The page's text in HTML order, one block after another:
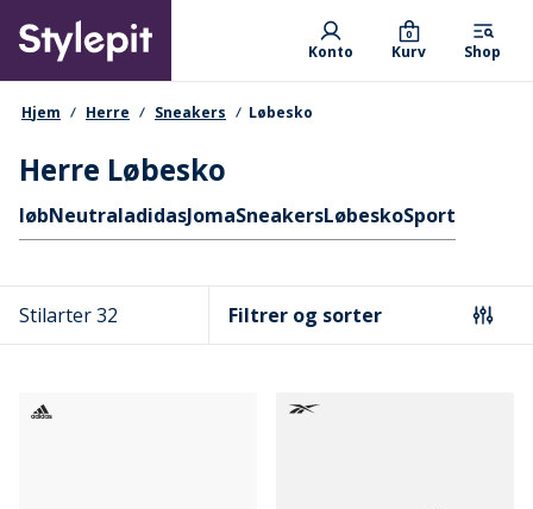
main
content
Primary departments
Konto Kurv
0
Shop
navigationssti
Hjem Herre Sneakers Løbesko
Herre Løbesko
Hurtige links
løbNeutraladidasJomaSneakersLøbeskoSport
Stilarter 32 Filtrer og sorter